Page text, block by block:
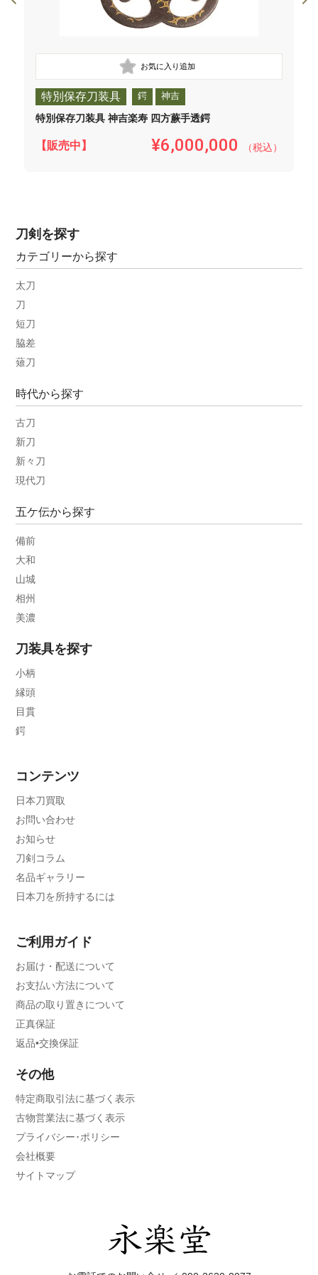
特別保存刀装具 鍔 神吉
特別保存刀装具 神吉楽寿 四方蕨手透鍔
【販売中】 ¥6,000,000 （税込）
刀剣を探す
カテゴリーから探す
太刀
刀
短刀
脇差
薙刀
時代から探す
古刀
新刀
新々刀
現代刀
五ケ伝から探す
備前
大和
山城
相州
美濃
刀装具を探す
小柄
縁頭
目貫
鍔
コンテンツ
日本刀買取
お問い合わせ
お知らせ
刀剣コラム
名品ギャラリー
日本刀を所持するには
ご利用ガイド
お届け・配送について
お支払い方法について
商品の取り置きについて
正真保証
返品•交換保証
その他
特定商取引法に基づく表示
古物営業法に基づく表示
プライバシー･ポリシー
会社概要
サイトマップ